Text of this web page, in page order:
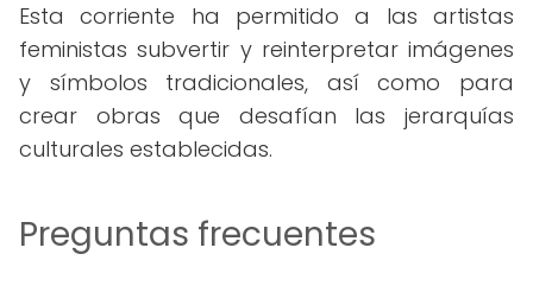
Esta corriente ha permitido a las artistas
feministas subvertir y reinterpretar imágenes
y símbolos tradicionales, así como para
crear obras que desafían las jerarquías
culturales establecidas.
Preguntas frecuentes